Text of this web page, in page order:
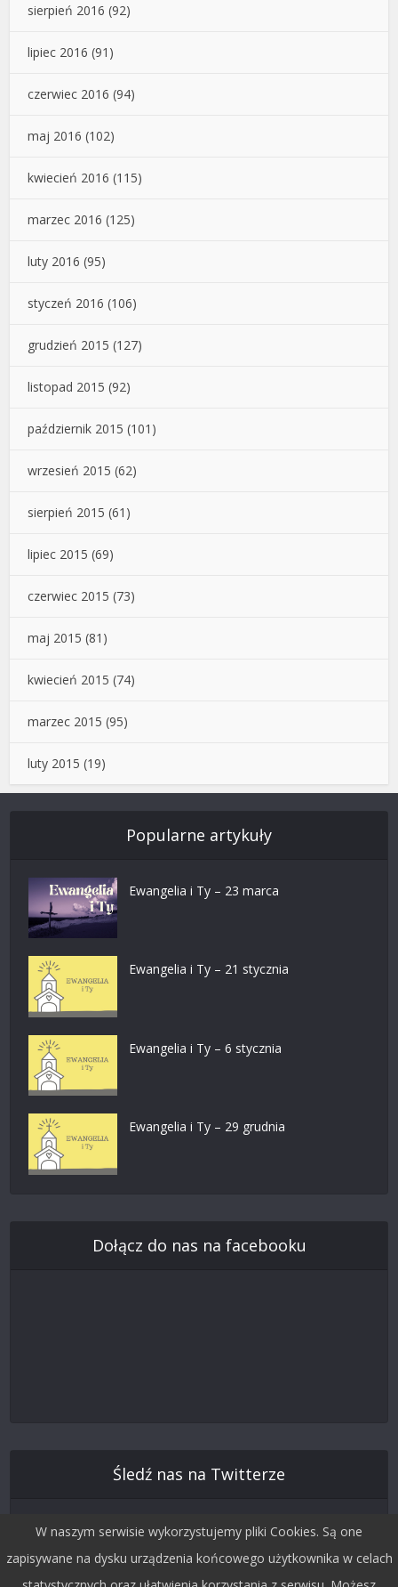
sierpień 2016 (92)
lipiec 2016 (91)
czerwiec 2016 (94)
maj 2016 (102)
kwiecień 2016 (115)
marzec 2016 (125)
luty 2016 (95)
styczeń 2016 (106)
grudzień 2015 (127)
listopad 2015 (92)
październik 2015 (101)
wrzesień 2015 (62)
sierpień 2015 (61)
lipiec 2015 (69)
czerwiec 2015 (73)
maj 2015 (81)
kwiecień 2015 (74)
marzec 2015 (95)
luty 2015 (19)
Popularne artykuły
Ewangelia i Ty – 23 marca
Ewangelia i Ty – 21 stycznia
Ewangelia i Ty – 6 stycznia
Ewangelia i Ty – 29 grudnia
Dołącz do nas na facebooku
Śledź nas na Twitterze
W naszym serwisie wykorzystujemy pliki Cookies. Są one
zapisywane na dysku urządzenia końcowego użytkownika w celach